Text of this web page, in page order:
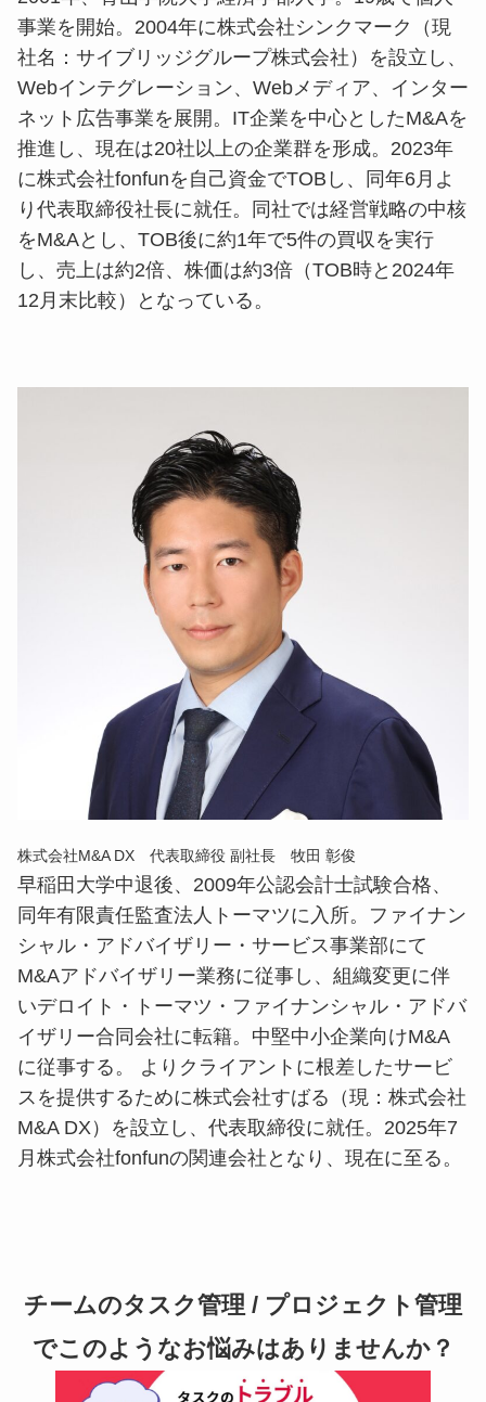
事業を開始。2004年に株式会社シンクマーク（現
社名：サイブリッジグループ株式会社）を設立し、
Webインテグレーション、Webメディア、インター
ネット広告事業を展開。IT企業を中心としたM&Aを
推進し、現在は20社以上の企業群を形成。2023年
に株式会社fonfunを自己資金でTOBし、同年6月よ
り代表取締役社長に就任。同社では経営戦略の中核
をM&Aとし、TOB後に約1年で5件の買収を実行
し、売上は約2倍、株価は約3倍（TOB時と2024年
12月末比較）となっている。
株式会社M&A DX 代表取締役 副社長 牧田 彰俊
早稲田大学中退後、2009年公認会計士試験合格、
同年有限責任監査法人トーマツに入所。ファイナン
シャル・アドバイザリー・サービス事業部にて
M&Aアドバイザリー業務に従事し、組織変更に伴
いデロイト・トーマツ・ファイナンシャル・アドバ
イザリー合同会社に転籍。中堅中小企業向けM&A
に従事する。 よりクライアントに根差したサービ
スを提供するために株式会社すばる（現：株式会社
M&A DX）を設立し、代表取締役に就任。2025年7
月株式会社fonfunの関連会社となり、現在に至る。
チームのタスク管理 / プロジェクト管理
でこのようなお悩みはありませんか？